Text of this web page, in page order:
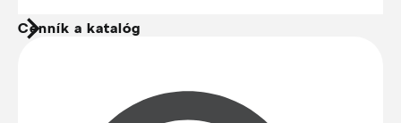
Cenník a katalóg